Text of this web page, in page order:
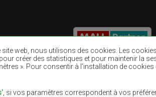
web, nous utilisons des cookies. Les
créer des statistiques et pour maintenir la
». Pour consentir à l’installation de
, si vos paramètres correspondent à vos
Tapis pourpres